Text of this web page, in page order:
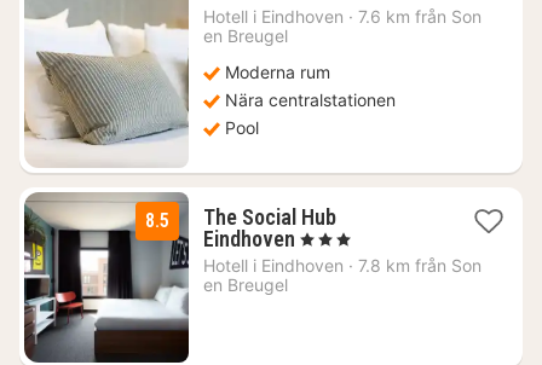
nätter
för
1469
kr.
Hotell i Eindhoven · 7.6 km från Son
en Breugel
Moderna rum
Nära centralstationen
Pool
8.5
The Social Hub
Eindhoven 1
natt
, 3 Stjärnor
Hotell i Eindhoven · 7.8 km från Son
en Breugel